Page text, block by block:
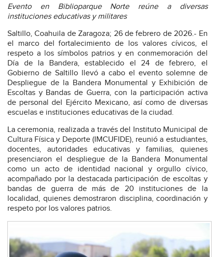
Evento en Biblioparque Norte reúne a diversas
instituciones educativas y militares
Saltillo, Coahuila de Zaragoza; 26 de febrero de 2026.- En
el marco del fortalecimiento de los valores cívicos, el
respeto a los símbolos patrios y en conmemoración del
Día de la Bandera, establecido el 24 de febrero, el
Gobierno de Saltillo llevó a cabo el evento solemne de
Despliegue de la Bandera Monumental y Exhibición de
Escoltas y Bandas de Guerra, con la participación activa
de personal del Ejército Mexicano, así como de diversas
escuelas e instituciones educativas de la ciudad.
La ceremonia, realizada a través del Instituto Municipal de
Cultura Física y Deporte (IMCUFIDE), reunió a estudiantes,
docentes, autoridades educativas y familias, quienes
presenciaron el despliegue de la Bandera Monumental
como un acto de identidad nacional y orgullo cívico,
acompañado por la destacada participación de escoltas y
bandas de guerra de más de 20 instituciones de la
localidad, quienes demostraron disciplina, coordinación y
respeto por los valores patrios.